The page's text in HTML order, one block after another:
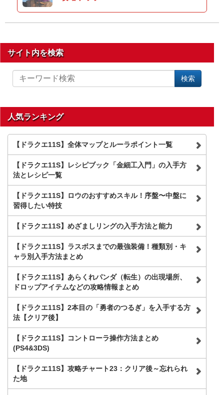
サイト内を検索
イ
を
検
索
検索
人気ランキング
【ドラクエ11S】全体マップとルーラポイント一覧
【ドラクエ11S】レシピブック「金細工入門」の入手方
法とレシピ一覧
【ドラクエ11S】ロウのおすすめスキル！序盤〜中盤に
習得したい特技
【ドラクエ11S】めざましリングの入手方法と能力
【ドラクエ11S】ラスボスまでの最強装備！種類別・キ
ャラ別入手方法まとめ
【ドラクエ11S】あらくれパンダ（転生）の出現場所、
ドロップアイテムなどの攻略情報まとめ
【ドラクエ11S】2本目の「勇者のつるぎ」を入手する方
法【クリア後】
【ドラクエ11S】コントローラ操作方法まとめ
(PS4&3DS)
【ドラクエ11S】攻略チャート23：クリア後～忘れられ
た地